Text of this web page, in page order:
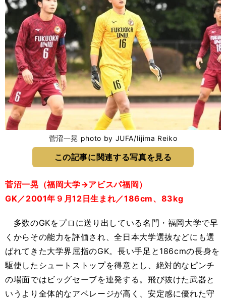
菅沼一晃 photo by JUFA/Iijima Reiko
この記事に関連する写真を見る
菅沼一晃（福岡大学→アビスパ福岡）
GK／2001年９月12日生まれ／186cm、83kg
多数のGKをプロに送り出している名門・福岡大学で早
くからその能力を評価され、全日本大学選抜などにも選
ばれてきた大学界屈指のGK。長い手足と186cmの長身を
駆使したシュートストップを得意とし、絶対的なピンチ
の場面ではビッグセーブを連発する。飛び抜けた武器と
いうより全体的なアベレージが高く、安定感に優れた守